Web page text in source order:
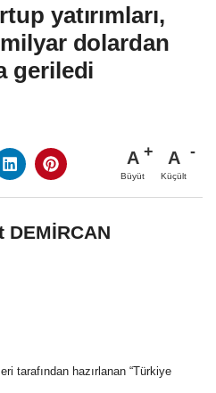
yatırımları,
milyar dolardan
geriledi
A
Büyüt
A
Küçült
DEMİRCAN
tarafından hazırlanan “Türkiye